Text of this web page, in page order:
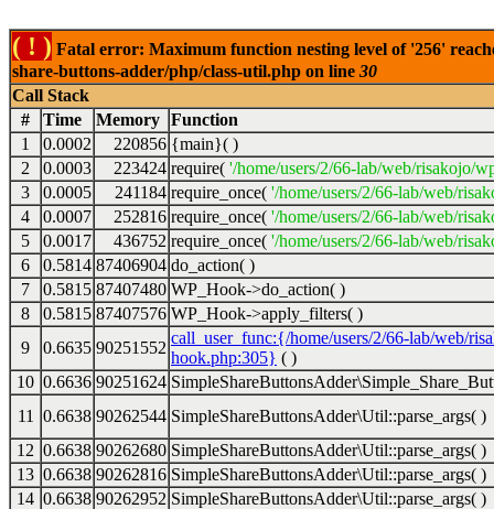
( ! ) Fatal error: Maximum function nesting level of '256'
share-buttons-adder/php/class-util.php on line 30
Call Stack
#
Time Memory Function
1
0.0002 220856 {main}( )
2
0.0003 223424 require( '/home/users/2/66-lab/web/risakojo/
3
0.0005 241184 require_once( '/home/users/2/66-lab/web/
4
0.0007 252816 require_once( '/home/users/2/66-lab/web/
5
0.0017 436752 require_once( '/home/users/2/66-lab/web/
6
0.5814 87406904 do_action( )
7
0.5815 87407480 WP_Hook->do_action( )
8
0.5815 87407576 WP_Hook->apply_filters( )
9
0.6635 90251552
call_user_func:{/home/users/2/66-lab/web/
hook.php:305} ( )
10 0.6636 90251624
11
0.6638 90262544 SimpleShareButtonsAdder\Util::parse_args( )
12 0.6638 90262680 SimpleShareButtonsAdder\Util::parse_args( )
13 0.6638 90262816 SimpleShareButtonsAdder\Util::parse_args( )
14 0.6638 90262952 SimpleShareButtonsAdder\Util::parse_args( )